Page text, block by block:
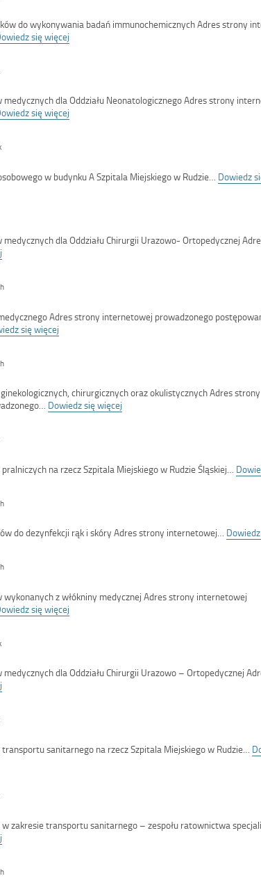
do wykonywania badań immunochemicznych Adres strony
się więcej
<span
dla Oddziału Neonatologicznego Adres strony
się więcej
<span
w budynku A Szpitala Miejskiego w Rudzie… Dowiedz
dla Oddziału Chirurgii Urazowo- Ortopedycznej
<span
title-
Adres strony internetowej prowadzonego
się więcej
<span
chirurgicznych oraz okulistycznych Adres strony
Dowiedz się więcej
<span
na rzecz Szpitala Miejskiego w Rudzie Śląskiej…
do dezynfekcji rąk i skóry Adres strony internetowej…
z włókniny medycznej Adres strony internetowej
się więcej
<span
dla Oddziału Chirurgii Urazowo – Ortopedycznej
<span
transportu sanitarnego na rzecz Szpitala Miejskiego w Rudzie…
26</span>
w zakresie transportu sanitarnego – zespołu ratownictwa
<span
title-